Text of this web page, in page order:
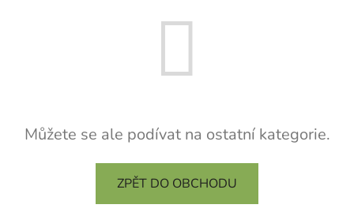
Můžete se ale podívat na ostatní kategorie.
ZPĚT DO OBCHODU